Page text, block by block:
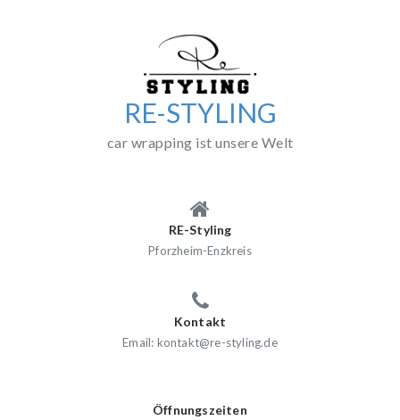
RE-STYLING
car wrapping ist unsere Welt
RE-Styling
Pforzheim-Enzkreis
Kontakt
Email: kontakt@re-styling.de
Öffnungszeiten